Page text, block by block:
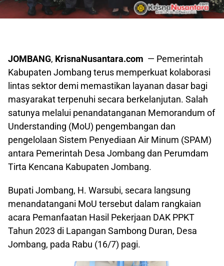
JOMBANG, KrisnaNusantara.com — Pemerintah
Kabupaten Jombang terus memperkuat kolaborasi
lintas sektor demi memastikan layanan dasar bagi
masyarakat terpenuhi secara berkelanjutan. Salah
satunya melalui penandatanganan Memorandum of
Understanding (MoU) pengembangan dan
pengelolaan Sistem Penyediaan Air Minum (SPAM)
antara Pemerintah Desa Jombang dan Perumdam
Tirta Kencana Kabupaten Jombang.
Bupati Jombang, H. Warsubi, secara langsung
menandatangani MoU tersebut dalam rangkaian
acara Pemanfaatan Hasil Pekerjaan DAK PPKT
Tahun 2023 di Lapangan Sambong Duran, Desa
Jombang, pada Rabu (16/7) pagi.